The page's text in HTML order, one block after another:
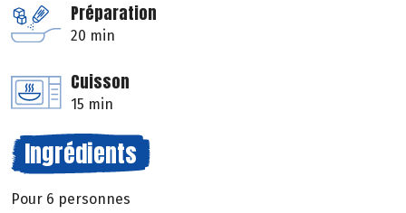
Préparation
20 min
Cuisson
15 min
Ingrédients
Pour 6 personnes